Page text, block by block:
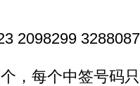
2098299 3288087
每个中签号码只